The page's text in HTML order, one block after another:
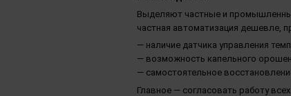
Выделяют частные и
частная автоматизация дешевле,
— наличие датчика управления
— возможность капельного
— самостоятельное
Главное — согласовать работу